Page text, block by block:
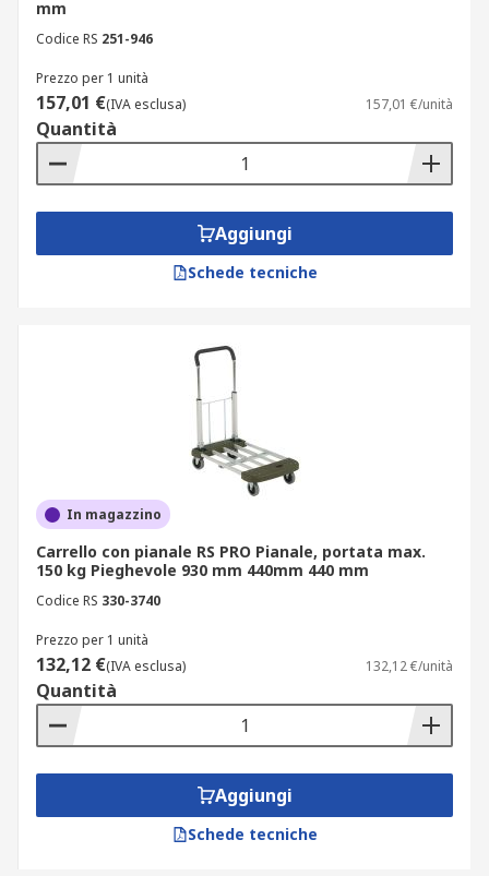
700 kg e oltre.
Magazzini
Centri distribuzione
Fabbriche
Servizi postali
mm
Codice RS 251-946
Prezzo per 1 unità
157,01 €(IVA esclusa) 157,01 €/unità
Quantità
Aggiungi
Schede tecniche
In magazzino
Carrello con pianale RS PRO Pianale, portata max.
150 kg Pieghevole 930 mm 440mm 440 mm
Codice RS 330-3740
Prezzo per 1 unità
132,12 €(IVA esclusa) 132,12 €/unità
Quantità
Aggiungi
Schede tecniche